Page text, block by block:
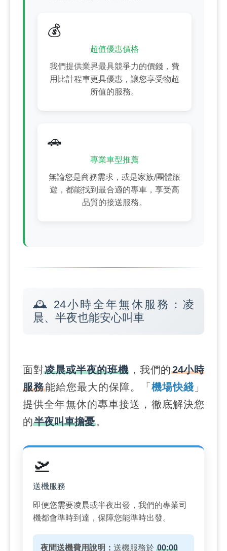
💰
超值優惠價格
我們提供業界最具競爭力的價錢，費
用比計程車更具優惠，讓您享受物超
所值的服務。
🚗
專業車型推薦
無論您是商務需求，或是家族/團體旅
遊，都能找到最合適的專車，享受高
品質的接送服務。
🕰️ 24小時全年無休服務：凌
晨、半夜也能安心叫車
面對凌晨或半夜的班機 ，我們的24小時
服務能給您最大的保障。「 機場快綫 」
提供全年無休的專車接送，徹底解決您
的半夜叫車擔憂。
🛫
送機服務
即便您需要凌晨或半夜出發，我們的專業司
機都會準時到達，保障您能準時出發。
夜間送機費用說明： 送機服務於 00:00